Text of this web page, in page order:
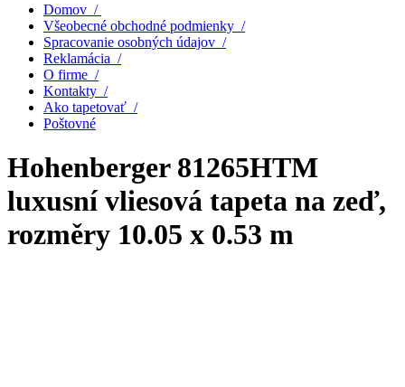
Domov /
Všeobecné obchodné podmienky /
Spracovanie osobných údajov /
Reklamácia /
O firme /
Kontakty /
Ako tapetovať /
Poštovné
Hohenberger 81265HTM
luxusní vliesová tapeta na zeď,
rozměry 10.05 x 0.53 m